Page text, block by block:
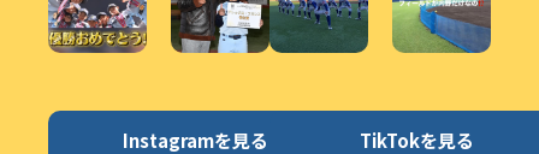
Instagramを見る TikTokを見る